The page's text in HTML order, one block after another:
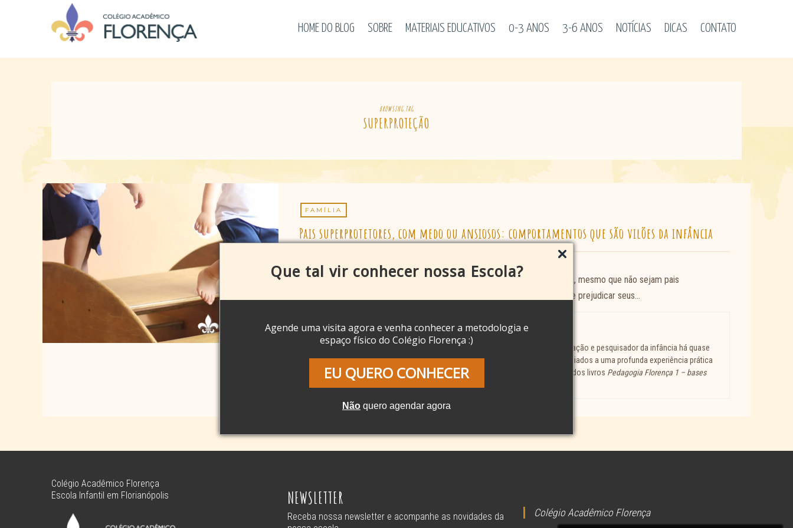
Que tal vir conhecer nossa Escola?
Agende uma visita agora e venha conhecer a metodologia e
espaço físico do Colégio Florença :)
EU QUERO CONHECER
Não quero agendar agora
HOME DO BLOG SOBRE MATERIAIS EDUCATIVOS 0-3 ANOS 3-6 ANOS NOTÍCIAS DICAS CONTATO
BROWSING TAG
SUPERPROTEÇÃO
FAMÍLIA
Pais superprotetores, com medo ou ansiosos: comportamentos que são vilões da infância
Uma das questões permanentes na cabeça dos pais de crianças pequenas, mesmo que não sejam pais
superprotetores, é sua preocupação em conhecer e evitar aquilo que pode prejudicar seus…
Roger Hansen
Diretor do Colégio Acadêmico Florença, Doutor em Educação e pesquisador da infância há quase
15 anos. Segue conduzindo seus estudos e pesquisas aliados a uma profunda experiência prática
em contato direto com as crianças e educadores. Autor dos livros Pedagogia Florença 1 – bases
Colégio Acadêmico Florença
Escola Infantil em Florianópolis
NEWSLETTER
Receba nossa newsletter e acompanhe as novidades da
Colégio Acadêmico Florença